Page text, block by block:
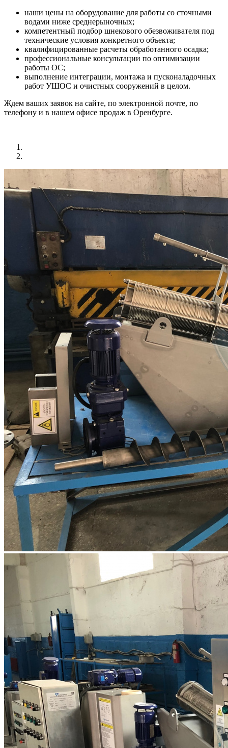
наши цены на оборудование для работы со сточными
водами ниже среднерыночных;
компетентный подбор шнекового обезвоживателя под
технические условия конкретного объекта;
квалифицированные расчеты обработанного осадка;
профессиональные консультации по оптимизации
работы ОС;
выполнение интеграции, монтажа и пусконаладочных
работ УШОС и очистных сооружений в целом.
Ждем ваших заявок на сайте, по электронной почте, по
телефону и в нашем офисе продаж в Оренбурге.